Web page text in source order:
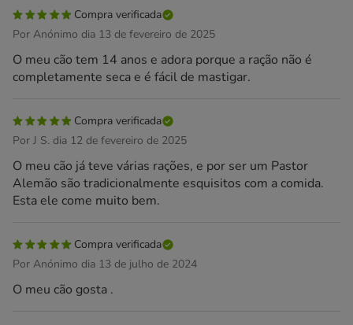
Compra verificada
Por Anónimo dia 13 de fevereiro de 2025
O meu cão tem 14 anos e adora porque a ração não é
completamente seca e é fácil de mastigar.
Compra verificada
Por J S. dia 12 de fevereiro de 2025
O meu cão já teve várias rações, e por ser um Pastor
Alemão são tradicionalmente esquisitos com a comida.
Esta ele come muito bem.
Compra verificada
Por Anónimo dia 13 de julho de 2024
O meu cão gosta .